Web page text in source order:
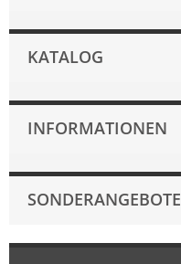
KATALOG
INFORMATIONEN
SONDERANGEBOTE